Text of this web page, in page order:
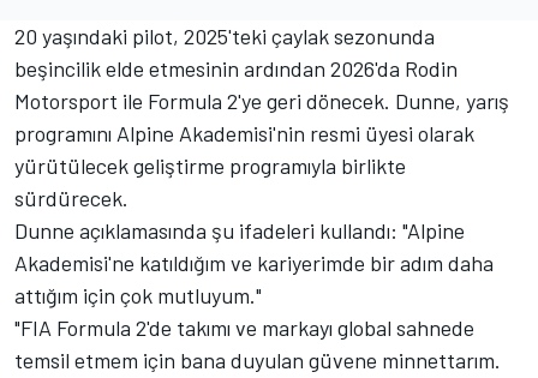
20 yaşındaki pilot, 2025'teki çaylak sezonunda
beşincilik elde etmesinin ardından 2026'da Rodin
Motorsport ile Formula 2'ye geri dönecek. Dunne, yarış
programını Alpine Akademisi'nin resmi üyesi olarak
yürütülecek geliştirme programıyla birlikte
sürdürecek.
Dunne açıklamasında şu ifadeleri kullandı: "Alpine
Akademisi'ne katıldığım ve kariyerimde bir adım daha
attığım için çok mutluyum."
"FIA Formula 2'de takımı ve markayı global sahnede
temsil etmem için bana duyulan güvene minnettarım.